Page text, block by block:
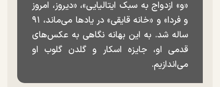
«و» ازدواج به سبک ایتالیایی»، «دیروز، امروز
و فردا» و «خانه قایقی» در یاد‌ها می‌ماند، ۹۱
ساله شد. به این بهانه نگاهی به عکس‌های
قدمی او، جایزه اسکار و گلدن گلوب او
می‌اندازیم.